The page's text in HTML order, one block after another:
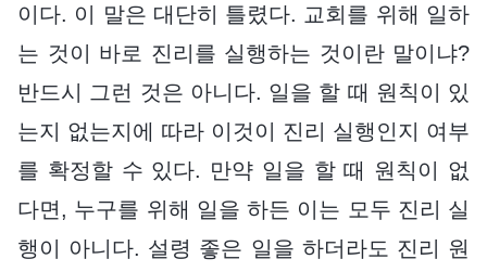
이다. 이 말은 대단히 틀렸다. 교회를 위해 일하
는 것이 바로 진리를 실행하는 것이란 말이냐?
반드시 그런 것은 아니다. 일을 할 때 원칙이 있
는지 없는지에 따라 이것이 진리 실행인지 여부
를 확정할 수 있다. 만약 일을 할 때 원칙이 없
다면, 누구를 위해 일을 하든 이는 모두 진리 실
행이 아니다. 설령 좋은 일을 하더라도 진리 원